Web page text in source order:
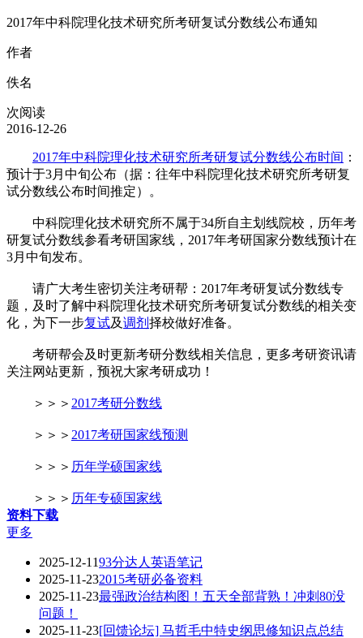
2017年中科院理化技术研究所考研复试分数线公布通知
作者
佚名
次阅读
2016-12-26
2017年中科院理化技术研究所考研复试分数线公布时间 ：
预计于3月中旬公布（据：往年中科院理化技术研究所考研复
试分数线公布时间推定）。
中科院理化技术研究所不属于34所自主划线院校，历年考
研复试分数线参看考研国家线，2017年考研国家分数线预计在
3月中旬发布。
请广大考生密切关注考研帮：2017年考研复试分数线专
题，及时了解中科院理化技术研究所考研复试分数线的相关变
化，为下一步复试及调剂 择校做好准备。
考研帮会及时更新考研分数线相关信息，更多考研资讯请
关注网站更新，预祝大家考研成功！
＞＞＞ 2017考研分数线
＞＞＞ 2017考研国家线预测
＞＞＞ 历年学硕国家线
＞＞＞ 历年专硕国家线
资料下载
更多
2025-12-1193分达人英语笔记
2025-11-232015考研必备资料
2025-11-23最强政治结构图！五天全部背熟！冲刺80没
问题！
2025-11-23[回馈论坛] 马哲毛中特史纲思修知识点总结